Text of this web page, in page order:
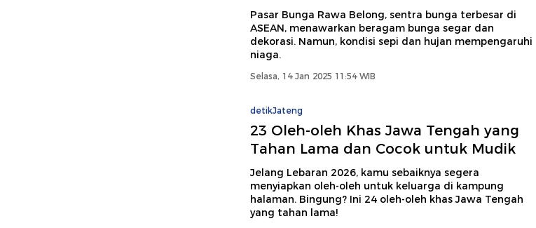
Pasar Bunga Rawa Belong, sentra bunga terbesar di
ASEAN, menawarkan beragam bunga segar dan
dekorasi. Namun, kondisi sepi dan hujan mempengaruhi
niaga.
Selasa, 14 Jan 2025 11:54 WIB
detikJateng
23 Oleh-oleh Khas Jawa Tengah yang
Tahan Lama dan Cocok untuk Mudik
Jelang Lebaran 2026, kamu sebaiknya segera
menyiapkan oleh-oleh untuk keluarga di kampung
halaman. Bingung? Ini 24 oleh-oleh khas Jawa Tengah
yang tahan lama!